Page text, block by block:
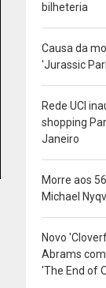
bilheteria
Causa da
'Jurassic
Rede UCI
shopping
Janeiro
Morre aos
Michael
Novo
Abrams
'The End of